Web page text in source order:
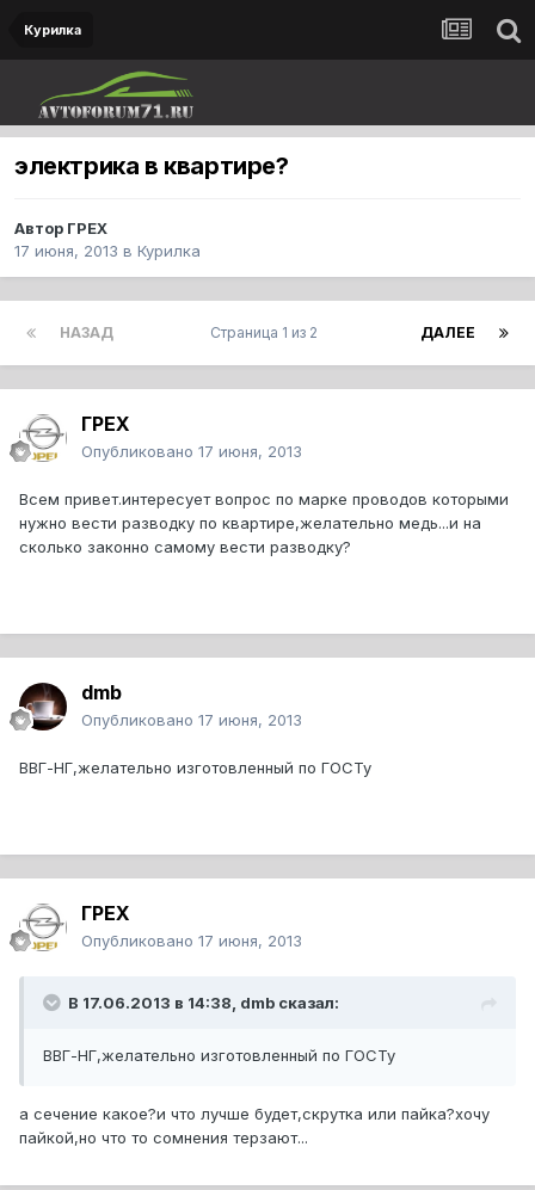
Курилка
электрика в квартире?
Автор ГРЕХ
17 июня, 2013 в Курилка
НАЗАД ДАЛЕЕ
Страница 1 из 2
ГРЕХ
Опубликовано 17 июня, 2013
Всем привет.интересует вопрос по марке проводов которыми
нужно вести разводку по квартире,желательно медь...и на
сколько законно самому вести разводку?
dmb
Опубликовано 17 июня, 2013
ВВГ-НГ,желательно изготовленный по ГОСТу
ГРЕХ
Опубликовано 17 июня, 2013
В 17.06.2013 в 14:38, dmb сказал:
ВВГ-НГ,желательно изготовленный по ГОСТу
а сечение какое?и что лучше будет,скрутка или пайка?хочу
пайкой,но что то сомнения терзают...